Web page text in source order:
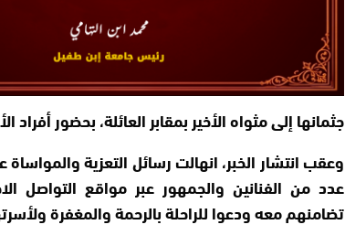
جثمانها إلى مثواه الأخير بمقابر العائلة، بحضور
وعقب انتشار الخبر، انهالت رسائل التعزية
عدد من الفنانين والجمهور عبر مواقع التواصل
تضامنهم معه ودعوا للراحلة بالرحمة والمغفرة